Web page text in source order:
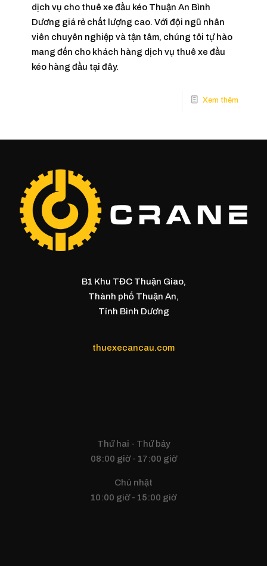
dịch vụ cho thuê xe đầu kéo Thuận An Bình
Dương giá rẻ chất lượng cao. Với đội ngũ nhân
viên chuyên nghiệp và tận tâm, chúng tôi tự hào
mang đến cho khách hàng dịch vụ thuê xe đầu
kéo hàng đầu tại đây.
B1 Khu TĐC Thuận Giao,
Thành phố Thuận An,
Tỉnh Bình Dương
thuexecancau.com
Thứ hai - Thứ bảy
08:00 giờ - 17:00 giờ
Chủ nhật
10:00 giờ - 15:00 giờ